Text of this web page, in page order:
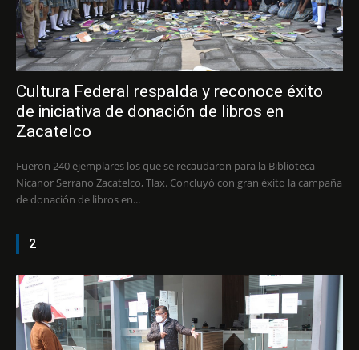
Cultura Federal respalda y reconoce éxito
de iniciativa de donación de libros en
Zacatelco
Fueron 240 ejemplares los que se recaudaron para la Biblioteca
Nicanor Serrano Zacatelco, Tlax. Concluyó con gran éxito la campaña
de donación de libros en...
2